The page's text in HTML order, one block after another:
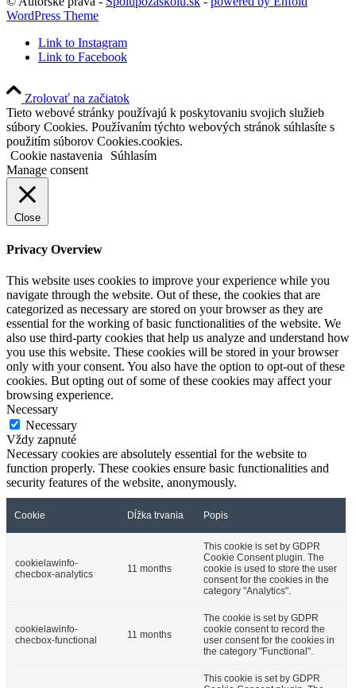
WordPress Theme
Link to Instagram
Link to Facebook
Zrolovať na začiatok
Tieto webové stránky používajú k poskytovaniu svojich služieb
súbory Cookies. Používaním týchto webových stránok súhlasíte s
použitím súborov Cookies.cookies.
Cookie nastavenia
Súhlasím
Manage consent
Close
Privacy Overview
This website uses cookies to improve your experience while you
navigate through the website. Out of these, the cookies that are
categorized as necessary are stored on your browser as they are
essential for the working of basic functionalities of the website. We
also use third-party cookies that help us analyze and understand how
you use this website. These cookies will be stored in your browser
only with your consent. You also have the option to opt-out of these
cookies. But opting out of some of these cookies may affect your
browsing experience.
Necessary
Necessary
Vždy zapnuté
Necessary cookies are absolutely essential for the website to
function properly. These cookies ensure basic functionalities and
security features of the website, anonymously.
Cookie Dĺžka trvania Popis
cookielawinfo-
checbox-analytics
11 months
This cookie is set by GDPR
Cookie Consent plugin. The
cookie is used to store the user
consent for the cookies in the
category "Analytics".
cookielawinfo-
checbox-functional
11 months
The cookie is set by GDPR
cookie consent to record the
user consent for the cookies in
the category "Functional".
This cookie is set by GDPR